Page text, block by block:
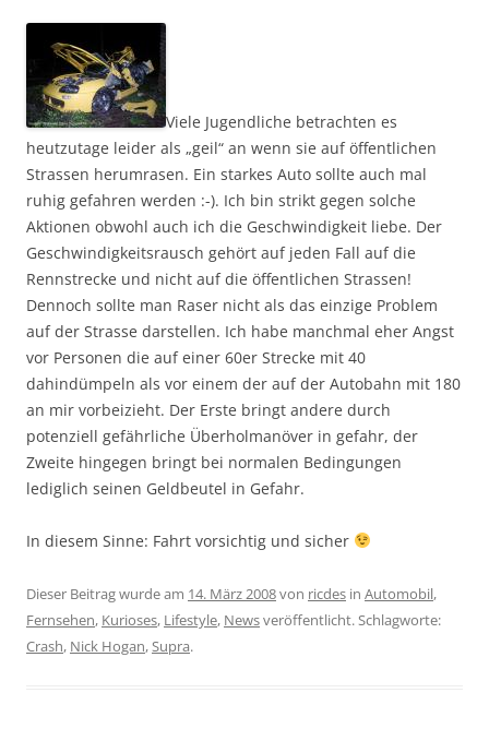
Viele Jugendliche betrachten es
heutzutage leider als „geil“ an wenn sie auf öffentlichen
Strassen herumrasen. Ein starkes Auto sollte auch mal
ruhig gefahren werden :-). Ich bin strikt gegen solche
Aktionen obwohl auch ich die Geschwindigkeit liebe. Der
Geschwindigkeitsrausch gehört auf jeden Fall auf die
Rennstrecke und nicht auf die öffentlichen Strassen!
Dennoch sollte man Raser nicht als das einzige Problem
auf der Strasse darstellen. Ich habe manchmal eher Angst
vor Personen die auf einer 60er Strecke mit 40
dahindümpeln als vor einem der auf der Autobahn mit 180
an mir vorbeizieht. Der Erste bringt andere durch
potenziell gefährliche Überholmanöver in gefahr, der
Zweite hingegen bringt bei normalen Bedingungen
lediglich seinen Geldbeutel in Gefahr.
In diesem Sinne: Fahrt vorsichtig und sicher
Dieser Beitrag wurde am 14. März 2008von ricdes in Automobil,
Fernsehen, Kurioses, Lifestyle, Newsveröffentlicht. Schlagworte:
Crash, Nick Hogan,Supra.